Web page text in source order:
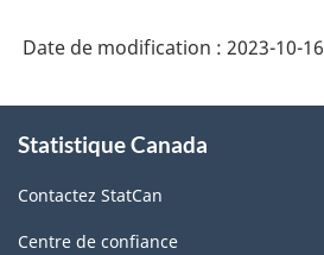
Date de modification : 2023-10-16
propos
ce
site
Statistique Canada
Contactez StatCan
Centre de confiance